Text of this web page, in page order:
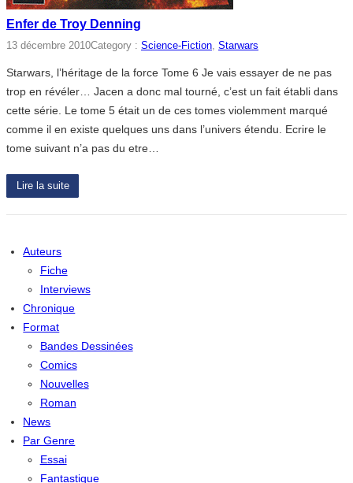
Enfer de Troy Denning
13 décembre 2010Category : Science-Fiction, Starwars
Starwars, l’héritage de la force Tome 6 Je vais essayer de ne pas
trop en révéler… Jacen a donc mal tourné, c’est un fait établi dans
cette série. Le tome 5 était un de ces tomes violemment marqué
comme il en existe quelques uns dans l’univers étendu. Ecrire le
tome suivant n’a pas du etre…
Lire la suite
Auteurs
Fiche
Interviews
Chronique
Format
Bandes Dessinées
Comics
Nouvelles
Roman
News
Par Genre
Essai
Fantastique